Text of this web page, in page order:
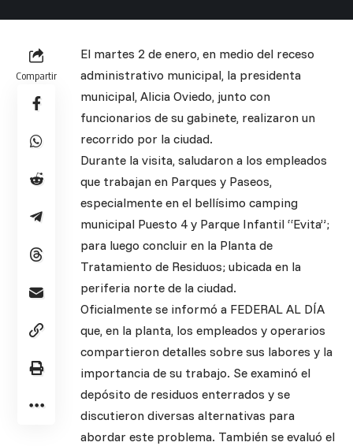
Compartir
El martes 2 de enero, en medio del receso
administrativo municipal, la presidenta
municipal, Alicia Oviedo, junto con
funcionarios de su gabinete, realizaron un
recorrido por la ciudad.
Durante la visita, saludaron a los empleados
que trabajan en Parques y Paseos,
especialmente en el bellísimo camping
municipal Puesto 4 y Parque Infantil “Evita”;
para luego concluir en la Planta de
Tratamiento de Residuos; ubicada en la
periferia norte de la ciudad.
Oficialmente se informó a FEDERAL AL DÍA
que, en la planta, los empleados y operarios
compartieron detalles sobre sus labores y la
importancia de su trabajo. Se examinó el
depósito de residuos enterrados y se
discutieron diversas alternativas para
abordar este problema. También se evaluó el